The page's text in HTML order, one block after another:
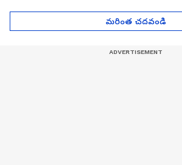
మరింత చదవండి